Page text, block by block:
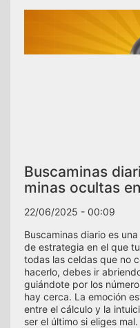
Buscaminas
minas ocultas
22/06/2025 - 00:09
Buscaminas diario es
de estrategia en el que
todas las celdas que no
hacerlo, debes ir
guiándote por los
hay cerca. La emoción
entre el cálculo y la
ser el último si eliges mal.